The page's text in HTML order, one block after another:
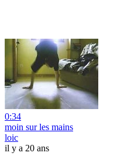
0:34
moin sur les mains
loic
il y a 20 ans